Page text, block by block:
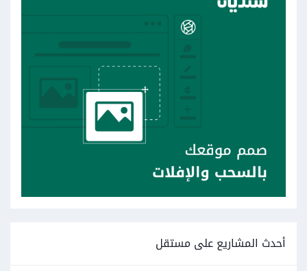
أحدث المشاريع على مستقل